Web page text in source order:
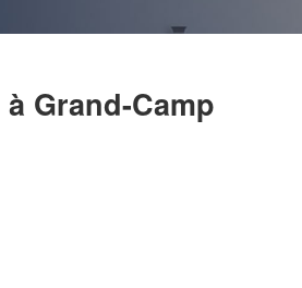
à Grand-Camp